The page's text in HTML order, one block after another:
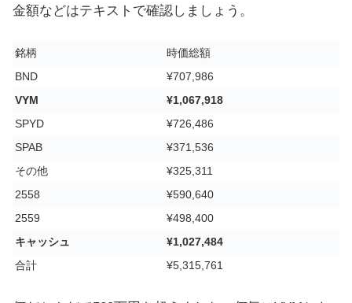
金額などはテキストで確認しましょう。
銘柄
時価総額
BND
¥707,986
VYM
¥1,067,918
SPYD
¥726,486
SPAB
¥371,536
その他
¥325,311
2558
¥590,640
2559
¥498,400
キャッシュ
¥1,027,484
合計
¥5,315,761